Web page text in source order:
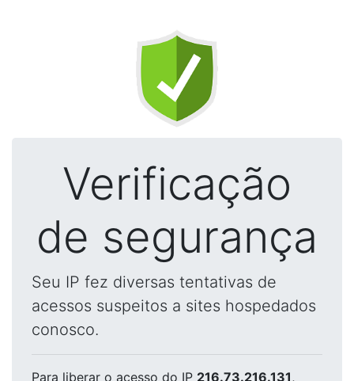
Verificação
de segurança
Seu IP fez diversas tentativas de
acessos suspeitos a sites hospedados
conosco.
Para liberar o acesso do IP 216.73.216.131,